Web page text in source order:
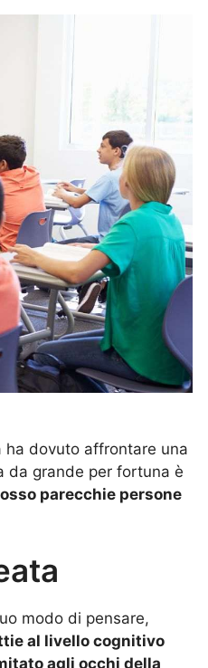
ha dovuto affrontare una
da grande per fortuna è
parecchie persone
modo di pensare,
al livello cognitivo
agli occhi della